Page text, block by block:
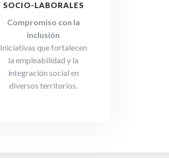
SOCIO-LABORALES
Compromiso con la
inclusión
Iniciativas que fortalecen
la empleabilidad y la
integración social en
diversos territorios.